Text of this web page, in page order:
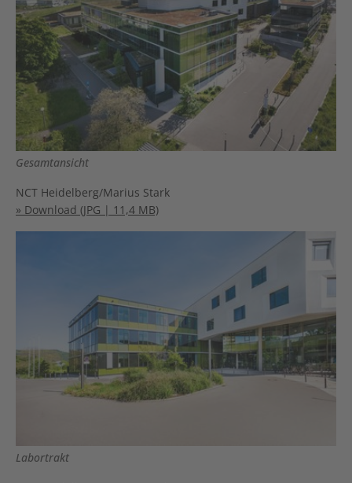
Gesamtansicht
NCT Heidelberg/Marius Stark
» Download (JPG | 11,4 MB)
Labortrakt